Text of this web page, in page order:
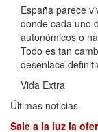
España parece
donde cada uno
autonómicos o
Todo es tan
desenlace
Vida Extra
Últimas noticias
Sale a la luz la